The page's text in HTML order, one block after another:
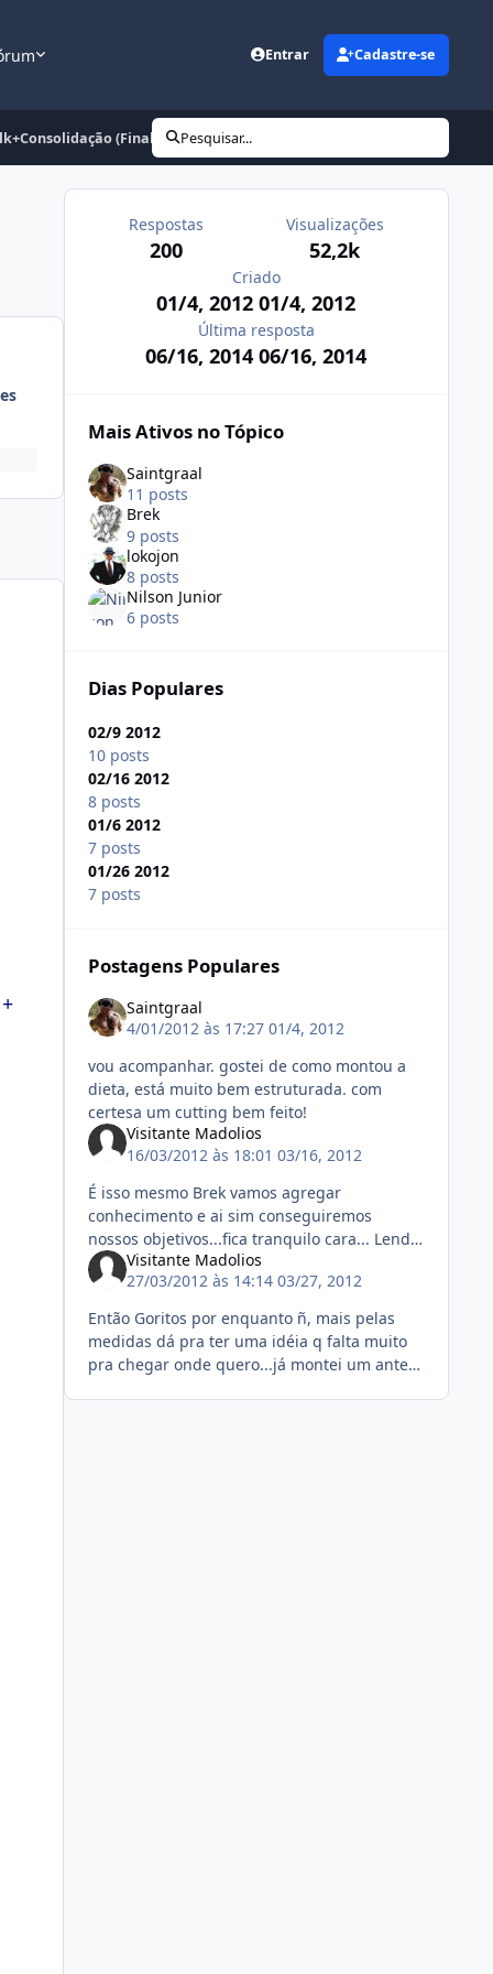
Entrar Cadastre-se
(Finalizado)Pesquisar...
Respostas
200
Visualizações
52,2k
Criado
01/4, 201201/4, 2012
Última resposta
06/16, 201406/16, 2014
Mais Ativos no Tópico
Saintgraal
11 posts
Brek
9 posts
lokojon
8 posts
Nilson Junior
6 posts
Dias Populares
02/9 2012
10 posts
02/16 2012
8 posts
01/6 2012
7 posts
01/26 2012
7 posts
Postagens Populares
Saintgraal
4/01/2012 às 17:27 01/4, 2012
vou acompanhar. gostei de como montou a
dieta, está muito bem estruturada. com
certesa um cutting bem feito!
Visitante Madolios
16/03/2012 às 18:01 03/16, 2012
É isso mesmo Brek vamos agregar
conhecimento e ai sim conseguiremos
nossos objetivos...fica tranquilo cara... Lendo
o diário do Ney achei muito interessanto as
colocações dele e a efetividade do co
Visitante Madolios
27/03/2012 às 14:14 03/27, 2012
Então Goritos por enquanto ñ, mais pelas
medidas dá pra ter uma idéia q falta muito
pra chegar onde quero...já montei um antes